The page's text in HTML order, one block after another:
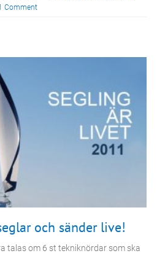
Comment
Övrigt
och sänder live!
talas om 6 st tekniknördar som ska